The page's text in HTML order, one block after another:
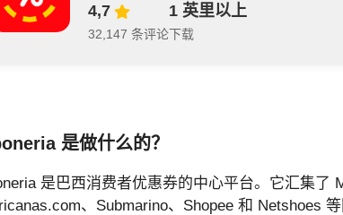
4,7
32,147 条评论
1 英里以上
下载
是做什么的？
是巴西消费者优惠券的中心平台。它汇集了
、Submarino、Shopee 和 Netshoes